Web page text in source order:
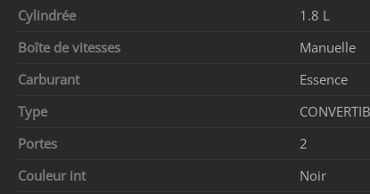
Cylindrée
1.8 L
Boîte de vitesses
Manuelle
Carburant
Essence
Type
Portes
2
Couleur int
Noir